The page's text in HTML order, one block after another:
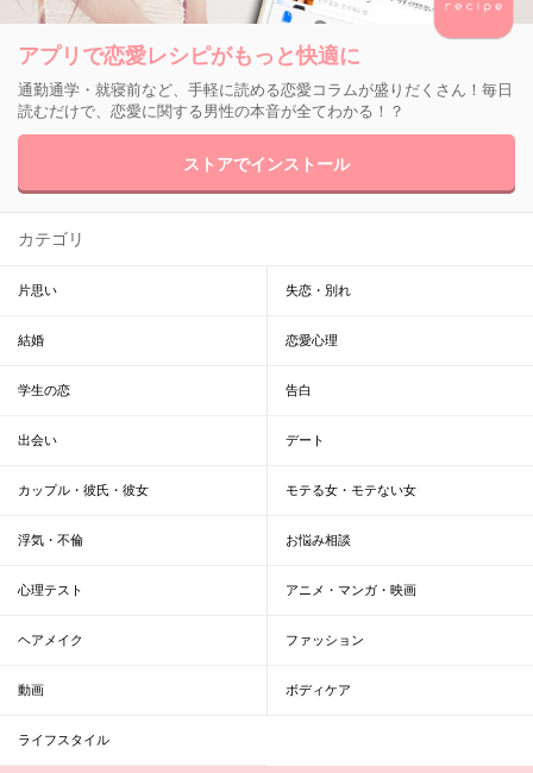
アプリで恋愛レシピがもっと快適に
通勤通学・就寝前など、手軽に読める恋愛コラムが盛りだくさん！毎日
読むだけで、恋愛に関する男性の本音が全てわかる！？
ストアでインストール
カテゴリ
片思い 失恋・別れ
結婚 恋愛心理
学生の恋 告白
出会い デート
カップル・彼氏・彼女 モテる女・モテない女
浮気・不倫 お悩み相談
心理テスト アニメ・マンガ・映画
ヘアメイク ファッション
動画 ボディケア
ライフスタイル